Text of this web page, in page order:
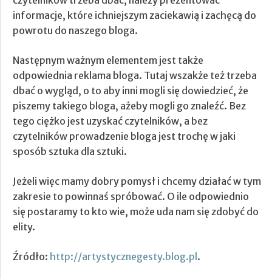
informacje, które ichniejszym zaciekawią i zachęcą do
powrotu do naszego bloga.
Następnym ważnym elementem jest także
odpowiednia reklama bloga. Tutaj wszakże też trzeba
dbać o wygląd, o to aby inni mogli się dowiedzieć, że
piszemy takiego bloga, ażeby mogli go znaleźć. Bez
tego ciężko jest uzyskać czytelników, a bez
czytelników prowadzenie bloga jest trochę w jaki
sposób sztuka dla sztuki.
Jeżeli więc mamy dobry pomysł i chcemy działać w tym
zakresie to powinnaś spróbować. O ile odpowiednio
się postaramy to kto wie, może uda nam się zdobyć do
elity.
Źródło: http://artystycznegesty.blog.pl.